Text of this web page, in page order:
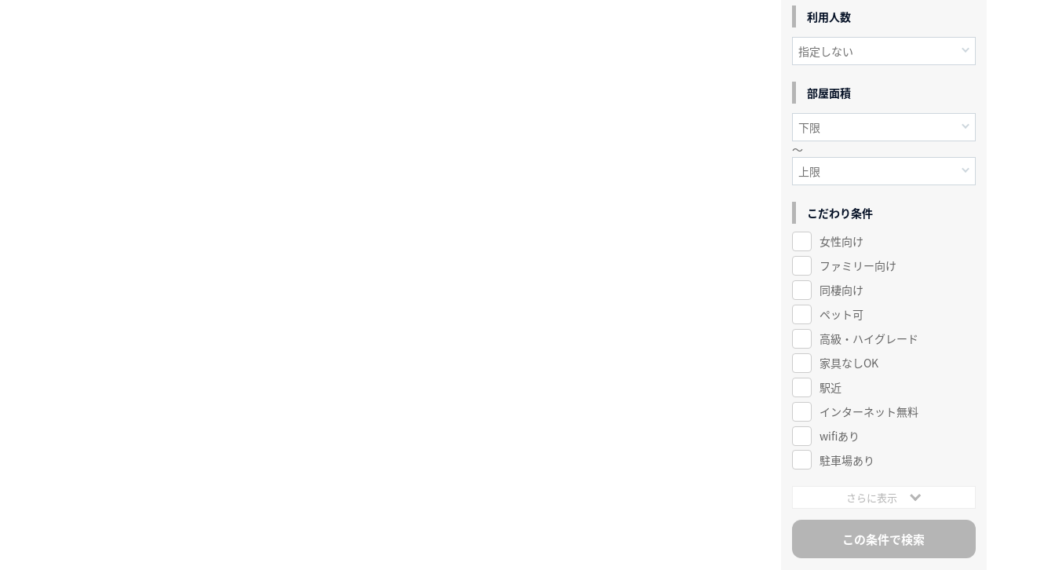
利用人数
部屋面積
～
こだわり条件
女性向け
ファミリー向け
同棲向け
ペット可
高級・ハイグレード
家具なしOK
駅近
インターネット無料
wifiあり
駐車場あり
さらに表示